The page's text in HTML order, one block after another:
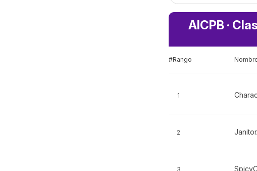
AICPB ·
#Rango
1
2
3